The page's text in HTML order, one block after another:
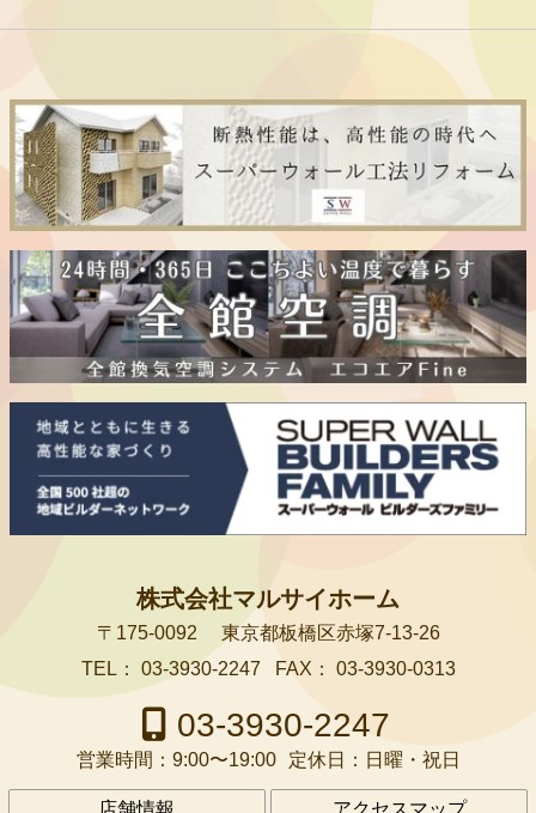
株式会社マルサイホーム
〒175-0092
東京都板橋区赤塚7-13-26
TEL：
03-3930-2247 FAX： 03-3930-0313
03-3930-2247
営業時間： 9:00〜19:00 定休日： 日曜・祝日
店舗情報 アクセスマップ